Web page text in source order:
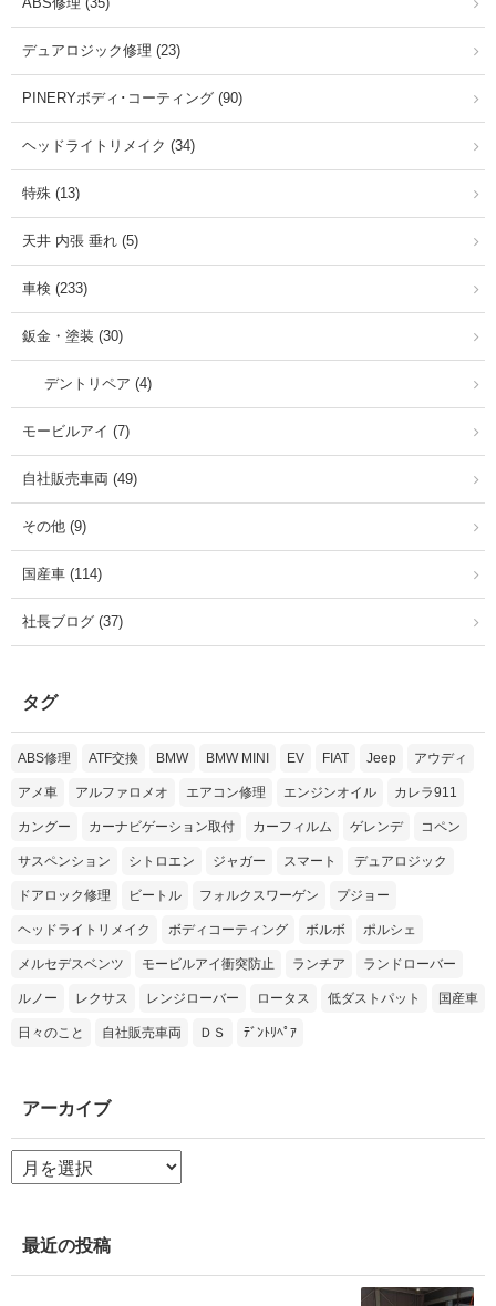
デュアロジック修理 (23)
PINERYボディ･コーティング (90)
ヘッドライトリメイク (34)
特殊 (13)
天井 内張 垂れ (5)
車検 (233)
鈑金・塗装 (30)
デントリペア (4)
モービルアイ (7)
自社販売車両 (49)
その他 (9)
国産車 (114)
社長ブログ (37)
タグ
ABS修理 ATF交換 BMW BMW MINI EV FIAT Jeep アウディ
アメ車 アルファロメオ エアコン修理 エンジンオイル カレラ911
カングー カーナビゲーション取付 カーフィルム ゲレンデ コペン
サスペンション シトロエン ジャガー スマート デュアロジック
ドアロック修理 ビートル フォルクスワーゲン プジョー
ヘッドライトリメイク ボディコーティング ボルボ ポルシェ
メルセデスベンツ モービルアイ衝突防止 ランチア ランドローバー
ルノー レクサス レンジローバー ロータス 低ダストパット 国産車
日々のこと 自社販売車両 ＤＳ ﾃﾞﾝﾄﾘﾍﾟｱ
アーカイブ
ア
ー
ブ
最近の投稿